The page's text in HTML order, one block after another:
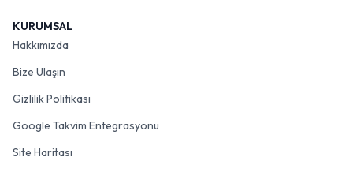
KURUMSAL
Hakkımızda
Bize Ulaşın
Gizlilik Politikası
Google Takvim Entegrasyonu
Site Haritası